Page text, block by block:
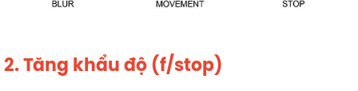
2. Tăng khẩu độ (f/stop)